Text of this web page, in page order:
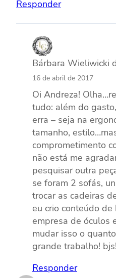
Responder
Bárbara Wieliwicki
16 de abril de 2017
Oi Andreza!
tudo: além do
erra – seja na
tamanho,
comprometimento
não está me
pesquisar outra
se foram 2 sofás,
trocar as cadeiras
eu crio conteúdo
empresa de óculos
mudar isso o
grande trabalho! bjs!
Responder